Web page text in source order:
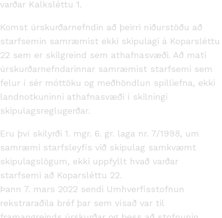
varðar Kalksléttu 1.
Komst úrskurðarnefndin að þeirri niðurstöðu að
starfsemin samræmist ekki skipulagi á Koparsléttu
22 sem er skilgreind sem athafnasvæði. Að mati
úrskurðarnefndarinnar samræmist starfsemi sem
felur í sér móttöku og meðhöndlun spilliefna, ekki
landnotkuninni athafnasvæði í skilningi
skipulagsreglugerðar.
Eru því skilyrði 1. mgr. 6. gr. laga nr. 7/1998, um
samræmi starfsleyfis við skipulag samkvæmt
skipulagslögum, ekki uppfyllt hvað varðar
starfsemi að Koparsléttu 22.
Þann 7. mars 2022 sendi Umhverfisstofnun
rekstraraðila bréf þar sem vísað var til